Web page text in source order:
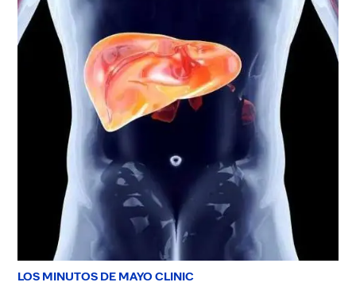
LOS MINUTOS DE MAYO CLINIC